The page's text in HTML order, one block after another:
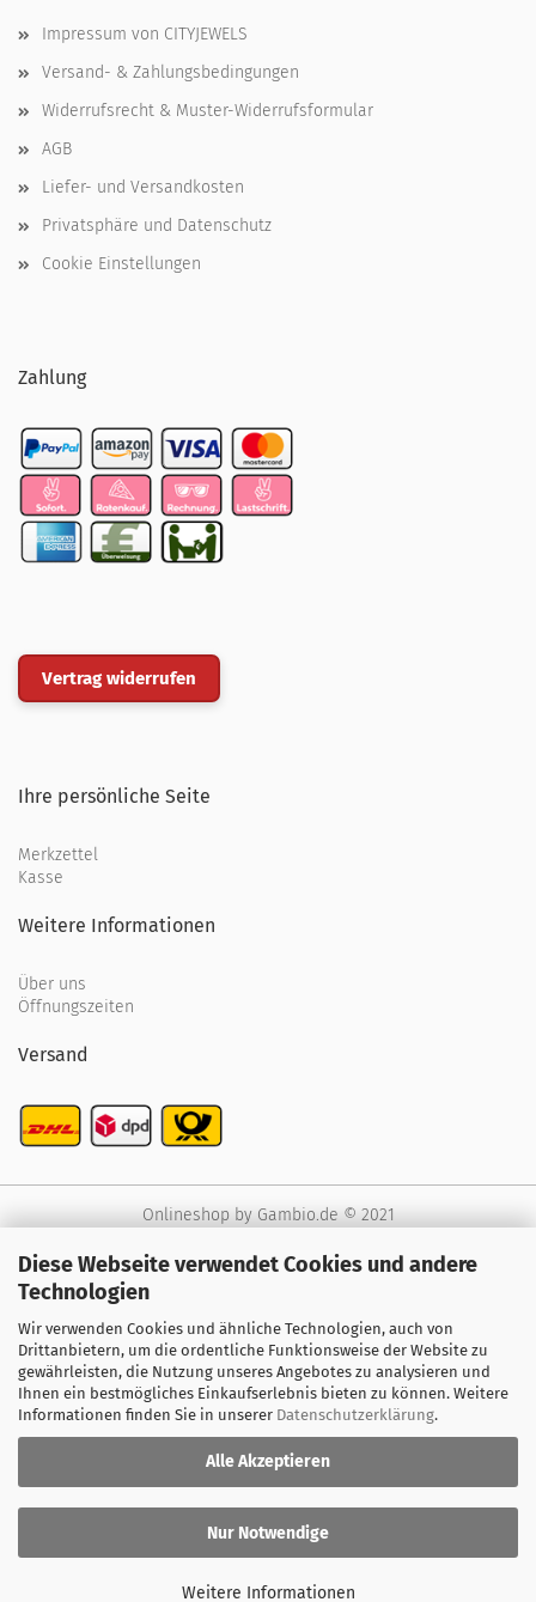
Diese Webseite verwendet Cookies und andere
Technologien
Wir verwenden Cookies und ähnliche Technologien, auch von
Drittanbietern, um die ordentliche Funktionsweise der Website zu
gewährleisten, die Nutzung unseres Angebotes zu analysieren und
Ihnen ein bestmögliches Einkaufserlebnis bieten zu können. Weitere
Informationen finden Sie in unserer Datenschutzerklärung.
Alle Akzeptieren
Nur Notwendige
Weitere Informationen
Impressum von CITYJEWELS
Versand- & Zahlungsbedingungen
Widerrufsrecht & Muster-Widerrufsformular
AGB
Liefer- und Versandkosten
Privatsphäre und Datenschutz
Cookie Einstellungen
Zahlung
Vertrag widerrufen
Ihre persönliche Seite
Merkzettel
Kasse
Weitere Informationen
Über uns
Öffnungszeiten
Versand
Onlineshopby Gambio.de © 2021